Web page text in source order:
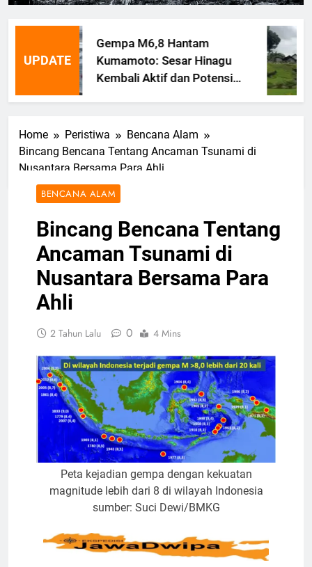
UPDATE
Gempa M6,8 Hantam
Kumamoto: Sesar Hinagu
Kembali Aktif dan Potensi
Gempa Susulan
Home Peristiwa
Bencana Alam
Bincang Bencana Tentang Ancaman Tsunami di
Nusantara Bersama Para Ahli
BENCANA ALAM
Bincang Bencana Tentang
Ancaman Tsunami di
Nusantara Bersama Para
Ahli
2 Tahun Lalu 0 4 Mins
Peta kejadian gempa dengan kekuatan
magnitude lebih dari 8 di wilayah Indonesia
sumber: Suci Dewi/BMKG